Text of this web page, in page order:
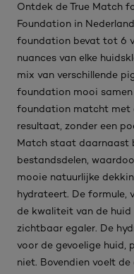
Ontdek de True Match
Foundation in
foundation bevat tot 6
nuances van elke
mix van verschillende
foundation mooi samen
foundation matcht met
resultaat, zonder een
Match staat daarnaast
bestandsdelen,
mooie natuurlijke
hydrateert. De formule,
de kwaliteit van de huid
zichtbaar egaler. De
voor de gevoelige huid,
niet. Bovendien voelt